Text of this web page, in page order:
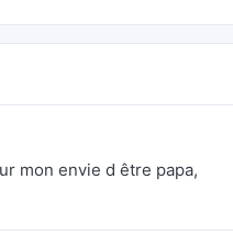
mon envie d être papa,